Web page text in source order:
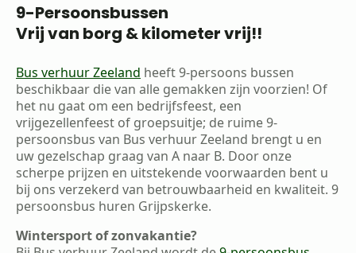
9-Persoonsbussen
Vrij van borg & kilometer vrij!!
Bus verhuur Zeeland heeft 9-persoons bussen
beschikbaar die van alle gemakken zijn voorzien! Of
het nu gaat om een bedrijfsfeest, een
vrijgezellenfeest of groepsuitje; de ruime 9-
persoonsbus van Bus verhuur Zeeland brengt u en
uw gezelschap graag van A naar B. Door onze
scherpe prijzen en uitstekende voorwaarden bent u
bij ons verzekerd van betrouwbaarheid en kwaliteit. 9
persoonsbus huren Grijpskerke.
Wintersport of zonvakantie?